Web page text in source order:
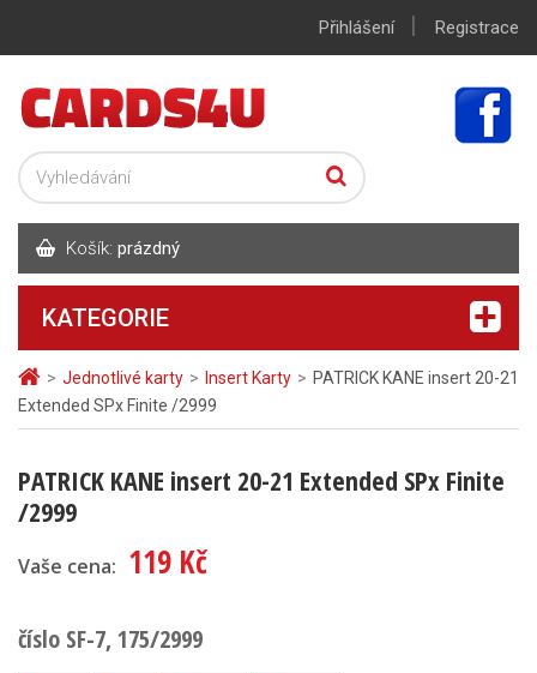
> Jednotlivé karty > Insert Karty > PATRICK KANE insert 20-21
Extended SPx Finite /2999
PATRICK KANE insert 20-21 Extended SPx Finite
/2999
Vaše cena: 119 Kč
číslo SF-7, 175/2999
Přihlášení | Registrace
Košík: prázdný
KATEGORIE